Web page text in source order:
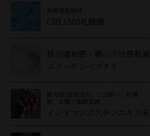
免疫機能維持
CRL1505乳酸菌
膝の違和感・腰の不快感軽減
コラーゲンペプチド
疲労感/活気活力、二日酔い、肝機
能、お腹の脂肪低減
インドマンゴスチンエキス末